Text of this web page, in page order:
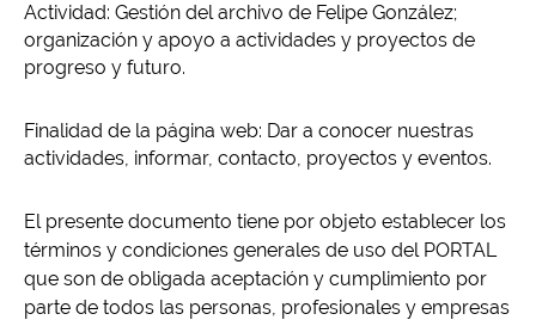
Actividad: Gestión del archivo de Felipe González;
organización y apoyo a actividades y proyectos de
progreso y futuro.
Finalidad de la página web: Dar a conocer nuestras
actividades, informar, contacto, proyectos y eventos.
El presente documento tiene por objeto establecer los
términos y condiciones generales de uso del PORTAL
que son de obligada aceptación y cumplimiento por
parte de todos las personas, profesionales y empresas